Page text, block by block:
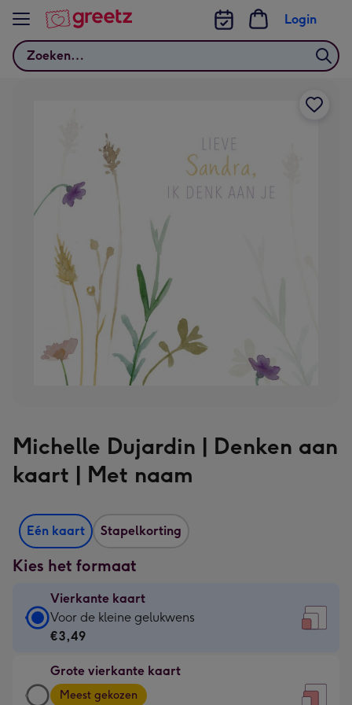
Bekijk meer
Zoeken
Login
Michelle Dujardin | Denken aan
kaart | Met naam
Eén kaart Stapelkorting
Kies het formaat
Vierkante kaart
Vierkante
kaart
€3,49
-
Voor de kleine gelukwens
€3,49
Grote vierkante kaart
Grote
Meest gekozen